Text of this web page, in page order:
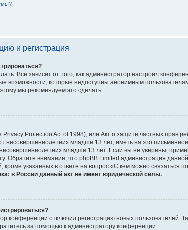
и регистрация
Всё зависит от того, как администратор настроил
возможности, которые недоступны анонимным
мы рекомендуем это сделать.
Privacy Protection Act of 1998), или Акт о защите частных прав
несовершеннолетних младше 13 лет, иметь на это
младше 13 лет. Если вы не уверены,
Обратите внимание, что phpBB Limited администрация
указанных в ответе на вопрос «С кем можно связаться
в России данный акт не имеет юридической силы.
конференции отключил регистрацию новых пользователей.
за помощью к администратору конференции.